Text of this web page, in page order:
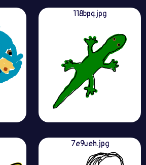
118bpq.jpg
7e9ueh.jpg